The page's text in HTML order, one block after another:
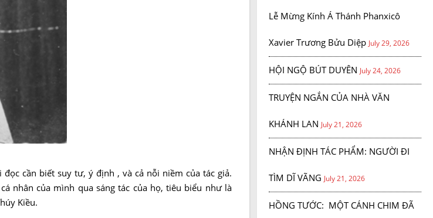
cần biết suy tư, ý định , và cả nỗi niềm của tác giả.
nhân của mình qua sáng tác của họ, tiêu biểu như là
Kiều.
Lễ Mừng Kính Á Thánh Phanxicô
Xavier Trương Bửu Diệp July 29, 2026
HỘI NGỘ BÚT DUYÊN July 24, 2026
TRUYỆN NGẮN CỦA NHÀ VĂN
KHÁNH LAN July 21, 2026
NHẬN ĐỊNH TÁC PHẨM: NGƯỜI ĐI
TÌM DĨ VÃNG July 21, 2026
HỒNG TƯỚC: MỘT CÁNH CHIM ĐÃ